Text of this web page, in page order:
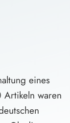
eines
waren